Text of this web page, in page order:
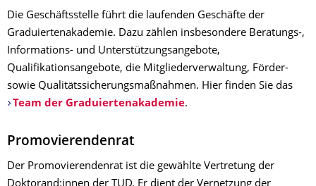
Die Geschäftsstelle führt die laufenden Geschäfte der
Graduiertenakademie. Dazu zählen insbesondere Beratungs-,
Informations- und Unterstützungsangebote,
Qualifikationsangebote, die Mitgliederverwaltung, Förder-
sowie Qualitätssicherungsmaßnahmen. Hier finden Sie das
Team der Graduiertenakademie.
Promovierendenrat
Der Promovierendenrat ist die gewählte Vertretung der